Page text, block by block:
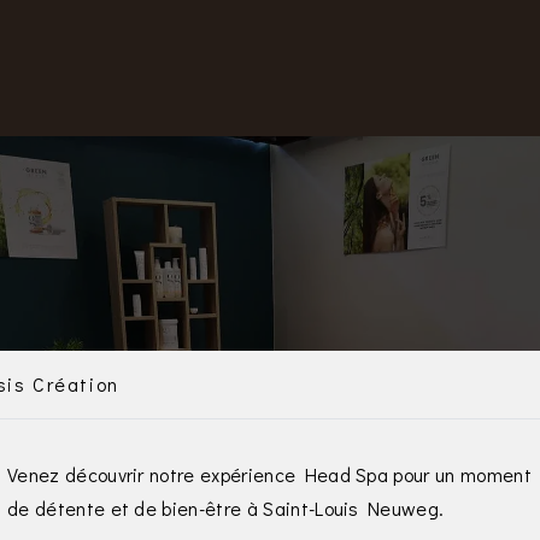
Création
Venez découvrir notre expérience Head Spa pour un moment
de détente et de bien-être à Saint-Louis Neuweg.